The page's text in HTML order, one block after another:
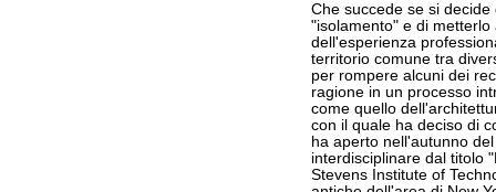
Che succede se si
"isolamento" e di
dell'esperienza
territorio comune tra
per rompere alcuni dei
ragione in un processo
come quello
con il quale ha deciso di
ha aperto nell'autunno
interdisciplinare dal titolo
Stevens Institute of